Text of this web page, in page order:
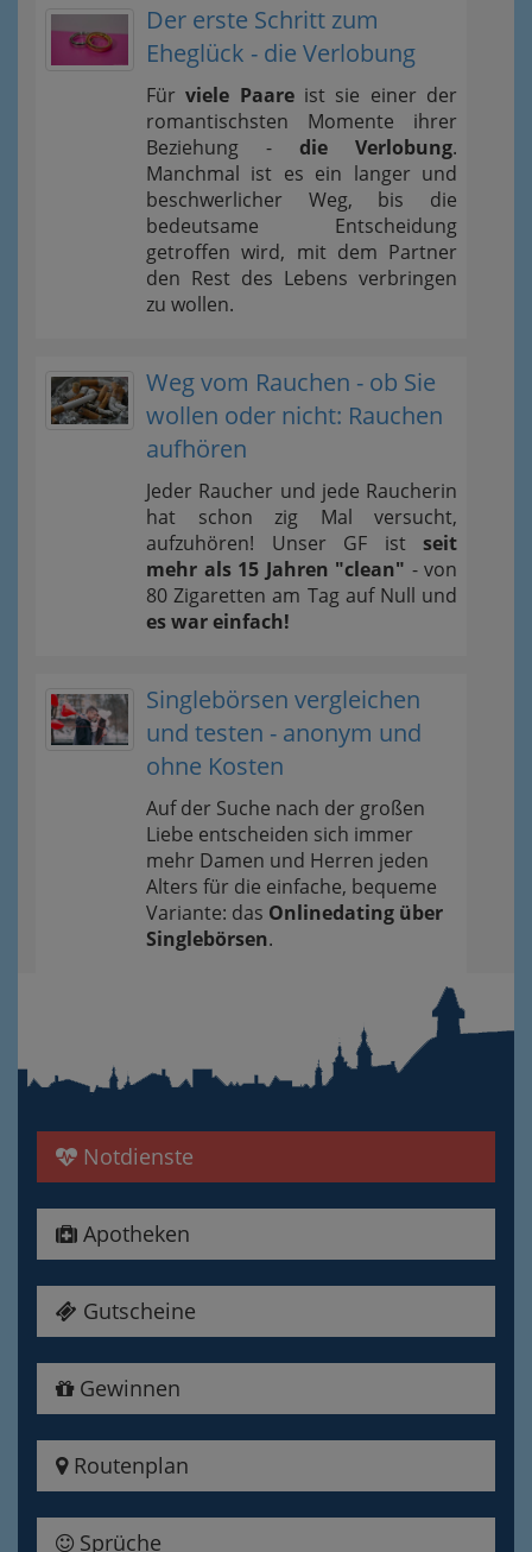
Der erste Schritt zum
Eheglück - die Verlobung
Fürviele Paareist sie einer der
romantischsten Momente ihrer
Beziehung - die Verlobung.
Manchmal ist es ein langer und
beschwerlicher Weg, bis die
bedeutsame Entscheidung
getroffen wird, mit dem Partner
den Rest des Lebens verbringen
zu wollen.
Weg vom Rauchen - ob Sie
wollen oder nicht: Rauchen
aufhören
Jeder Raucher und jede Raucherin
hat schon zig Mal versucht,
aufzuhören! Unser GF ist seit
mehr als 15 Jahren "clean" - von
80 Zigaretten am Tag auf Null und
es war einfach!
Singlebörsen vergleichen
und testen - anonym und
ohne Kosten
Auf der Suche nach der großen
Liebe entscheiden sich immer
mehr Damen und Herren jeden
Alters für die einfache, bequeme
Variante: das Onlinedating über
Singlebörsen.
Notdienste
Apotheken
Gutscheine
Gewinnen
Routenplan
Sprüche